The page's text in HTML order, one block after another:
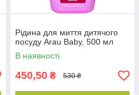
Рідина для миття дитячого
посуду Arau Baby, 500 мл
В наявності
450,50 ₴ 530 ₴